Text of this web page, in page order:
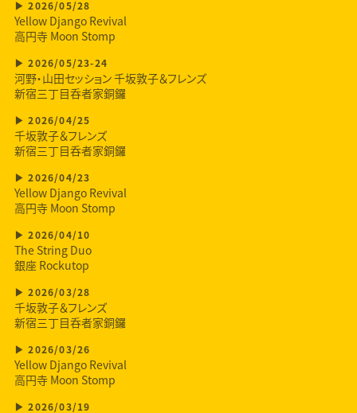
2026/05/28
Yellow Django Revival
高円寺 Moon Stomp
2026/05/23-24
河野・山田セッション 千坂敦子＆フレンズ
新宿三丁目呑者家銅鑼
2026/04/25
千坂敦子＆フレンズ
新宿三丁目呑者家銅鑼
2026/04/23
Yellow Django Revival
高円寺 Moon Stomp
2026/04/10
The String Duo
銀座 Rockutop
2026/03/28
千坂敦子＆フレンズ
新宿三丁目呑者家銅鑼
2026/03/26
Yellow Django Revival
高円寺 Moon Stomp
2026/03/19